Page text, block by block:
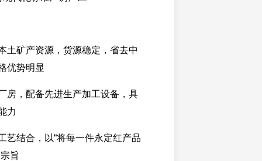
土矿产资源，货源稳定，省去中
优势明显
房，配备先进生产加工设备，具
力
艺结合，以“将每一件永定红产品
旨